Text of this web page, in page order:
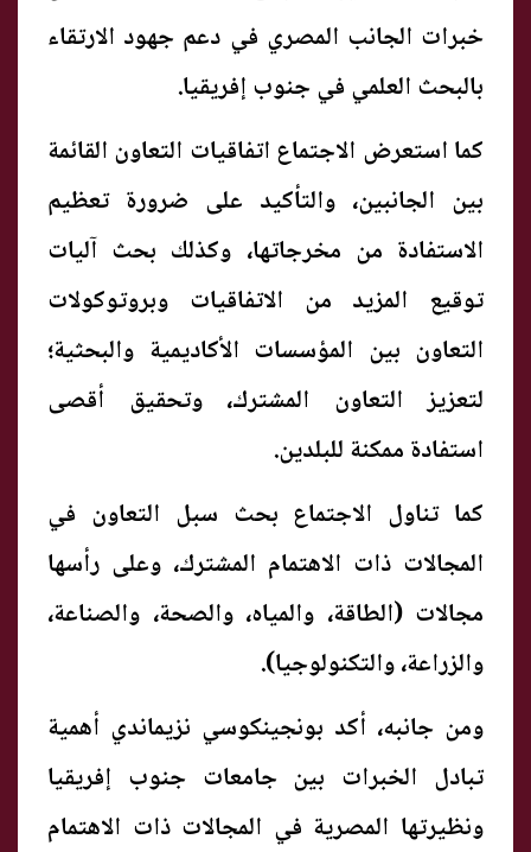
خبرات الجانب المصري في دعم جهود الارتقاء
بالبحث العلمي في جنوب إفريقيا.
كما استعرض الاجتماع اتفاقيات التعاون القائمة
بين الجانبين، والتأكيد على ضرورة تعظيم
الاستفادة من مخرجاتها، وكذلك بحث آليات
توقيع المزيد من الاتفاقيات وبروتوكولات
التعاون بين المؤسسات الأكاديمية والبحثية؛
لتعزيز التعاون المشترك، وتحقيق أقصى
استفادة ممكنة للبلدين.
كما تناول الاجتماع بحث سبل التعاون في
المجالات ذات الاهتمام المشترك، وعلى رأسها
مجالات (الطاقة، والمياه، والصحة، والصناعة،
والزراعة، والتكنولوجيا).
ومن جانبه، أكد بونجينكوسي نزيماندي أهمية
تبادل الخبرات بين جامعات جنوب إفريقيا
ونظيرتها المصرية في المجالات ذات الاهتمام